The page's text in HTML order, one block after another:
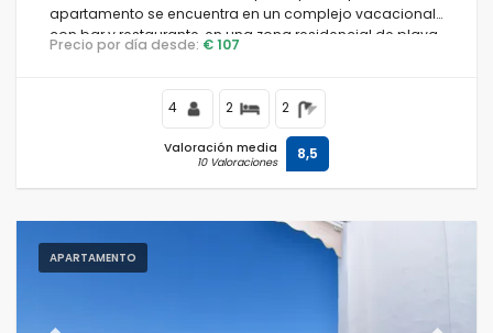
apartamento se encuentra en un complejo vacacional
con bar y restaurante, en una zona residencial de playa,
cerca de tiendas y supermercados y a 200 m de la
Precio por día desde: € 107
4 2 2
Valoración media
10 Valoraciones 8,5
APARTAMENTO